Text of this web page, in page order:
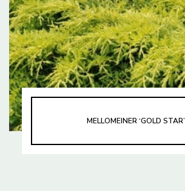
MELLOMEINER ‘GOLD STAR’